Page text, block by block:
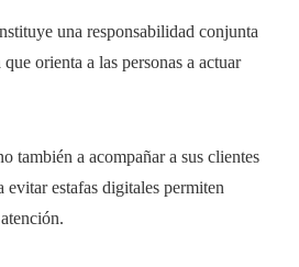
una responsabilidad conjunta
orienta a las personas a actuar
también a acompañar a sus clientes
estafas digitales permiten